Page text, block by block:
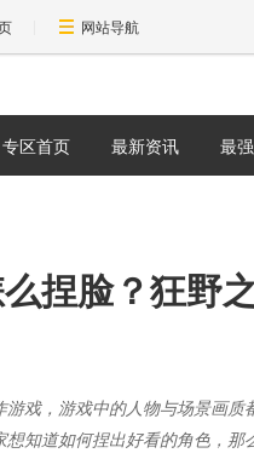
网站导航
专区首页 最新资讯 最
么捏脸？狂野
游戏，游戏中的人物与场景画
想知道如何捏出好看的角色，